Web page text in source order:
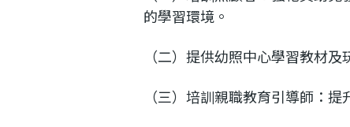
的學習環境。
（二）提供幼照中心學習教材
（三）培訓親職教育引導師：